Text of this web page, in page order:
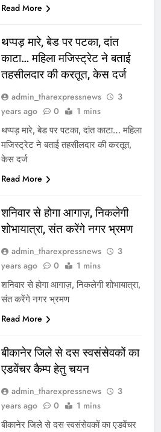
Read More
थप्पड़ मारे, बेड पर पटका, दांत
काटा… महिला मजिस्ट्रेट ने बताई
तहसीलदार की करतूत, केस दर्ज
admin_tharexpressnews
3
years ago
0 1 mins
थप्पड़ मारे, बेड पर पटका, दांत काटा… महिला
मजिस्ट्रेट ने बताई तहसीलदार की करतूत,
केस दर्ज
Read More
शनिवार से होगा आगाज़, निकलेगी
शोभायात्रा, संत करेंगे नगर भ्रमण
admin_tharexpressnews
3
years ago
0 1 mins
शनिवार से होगा आगाज़, निकलेगी शोभायात्रा,
संत करेंगे नगर भ्रमण
Read More
बीकानेर जिले से दस स्वसंसेवकों का
एडवेंचर कैम्प हेतु चयन
admin_tharexpressnews
3
years ago
0 1 mins
बीकानेर जिले से दस स्वसंसेवकों का एडवेंचर